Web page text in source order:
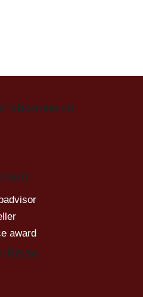
abonnieren
Reise